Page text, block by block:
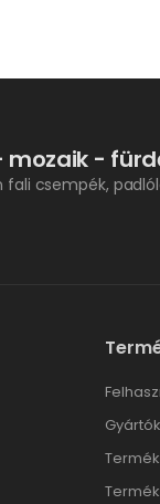
-
fali csempék,